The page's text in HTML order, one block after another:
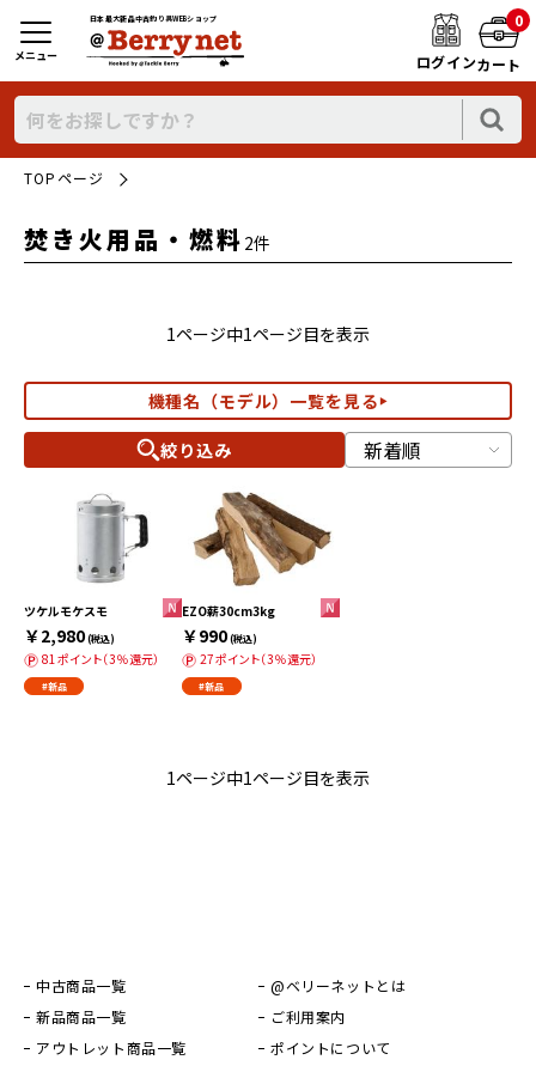
日本最大新品中古釣り具WEBショップ
ログイン
0
カート
メニュー
TOPページ
焚き火用品・燃料 2件
1ページ中1ページ目を表示
機種名（モデル）一覧を見る
絞り込み
ツケルモケスモ
￥2,980(税込)
81ポイント（3％還元）
#新品
EZO薪30cm3kg
￥990(税込)
27ポイント（3％還元）
#新品
1ページ中1ページ目を表示
中古商品一覧
新品商品一覧
アウトレット商品一覧
@ベリーネットとは
ご利用案内
ポイントについて